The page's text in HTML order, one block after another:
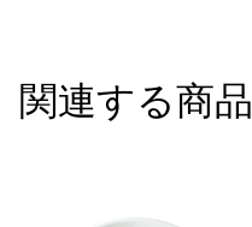
関連する商品